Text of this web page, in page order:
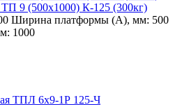
9 (500х1000) К-125 (300кг)
Ширина платформы (А), мм: 500
1000